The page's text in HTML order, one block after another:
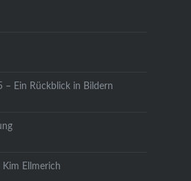
– Ein Rückblick in Bildern
Ellmerich